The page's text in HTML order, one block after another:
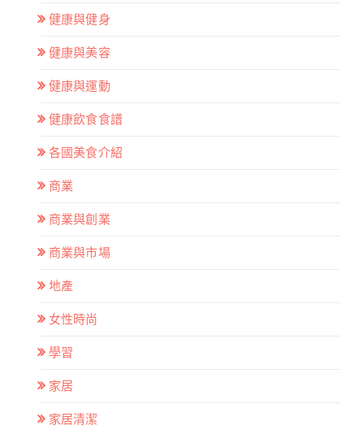
健康與健身
健康與美容
健康與運動
健康飲食食譜
各國美食介紹
商業
商業與創業
商業與市場
地產
女性時尚
學習
家居
家居清潔